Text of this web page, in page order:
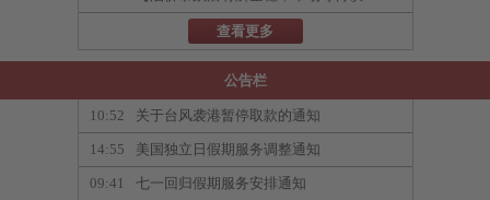
查看更多
公告栏
10:52 关于台风袭港暂停取款的通知
14:55 美国独立日假期服务调整通知
09:41 七一回归假期服务安排通知